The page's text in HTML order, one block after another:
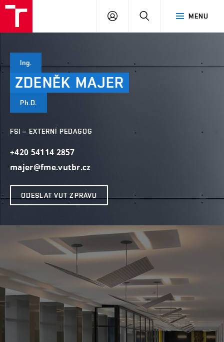
MENU
PŘIHLÁSIT
Ing.
ZDENĚK MAJER
Ph.D.
FSI – EXTERNÍ PEDAGOG
+420 54114 2857
majer@fme.vutbr.cz
ODESLAT VUT ZPRÁVU